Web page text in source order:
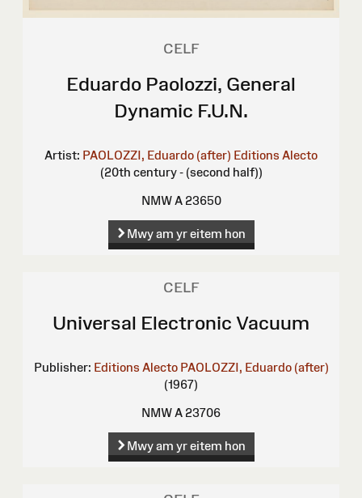
CELF
Eduardo Paolozzi, General
Dynamic F.U.N.
Artist: PAOLOZZI, Eduardo (after) Editions Alecto
(20th century - (second half))
NMW A 23650
Mwy am yr eitem hon
CELF
Universal Electronic Vacuum
Publisher: Editions Alecto PAOLOZZI, Eduardo (after)
(1967)
NMW A 23706
Mwy am yr eitem hon